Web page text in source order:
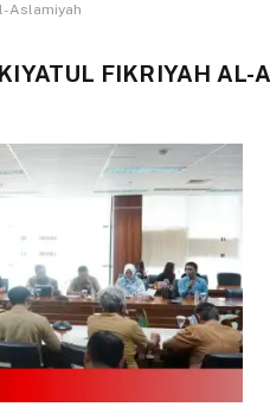
Aslamiyah
FIKRIYAH AL-